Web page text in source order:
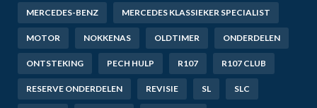
MERCEDES-BENZ MERCEDES KLASSIEKER SPECIALIST
MOTOR NOKKENAS OLDTIMER ONDERDELEN
ONTSTEKING PECH HULP R107 R107 CLUB
RESERVE ONDERDELEN REVISIE SL SLC